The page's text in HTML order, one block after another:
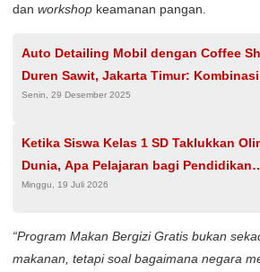
dan workshop keamanan pangan.
Auto Detailing Mobil dengan Coffee
Duren Sawit, Jakarta Timur: Kombinasi
Sempurna untuk Perawatan Mobil dan
Senin, 29 Desember 2025
Ketika Siswa Kelas 1 SD Taklukkan
Dunia, Apa Pelajaran bagi Pendidikan
Indonesia?
Minggu, 19 Juli 2026
“Program Makan Bergizi Gratis bukan
makanan, tetapi soal bagaimana negara